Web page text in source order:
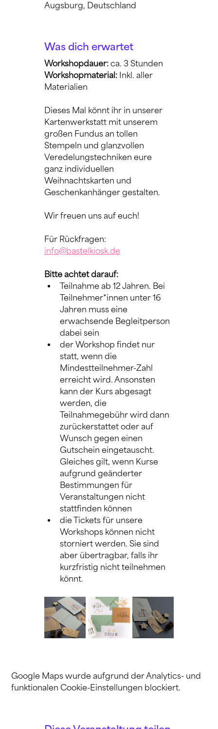
Augsburg, Deutschland
Was dich erwartet
Workshopdauer: ca. 3 Stunden
Workshopmaterial: Inkl. aller
Materialien
Dieses Mal könnt ihr in unserer
Kartenwerkstatt mit unserem
großen Fundus an tollen
Stempeln und glanzvollen
Veredelungstechniken eure
ganz individuellen
Weihnachtskarten und
Geschenkanhänger gestalten.
Wir freuen uns auf euch!
Für Rückfragen:
info@bastelkiosk.de
Bitte achtet darauf:
Teilnahme ab 12 Jahren. Bei
Teilnehmer*innen unter 16
Jahren muss eine
erwachsende Begleitperson
dabei sein
der Workshop findet nur
statt, wenn die
Mindestteilnehmer-Zahl
erreicht wird. Ansonsten
kann der Kurs abgesagt
werden, die
Teilnahmegebühr wird dann
zurückerstattet oder auf
Wunsch gegen einen
Gutschein eingetauscht.
Gleiches gilt, wenn Kurse
aufgrund geänderter
Bestimmungen für
Veranstaltungen nicht
stattfinden können
die Tickets für unsere
Workshops können nicht
storniert werden. Sie sind
aber übertragbar, falls ihr
kurzfristig nicht teilnehmen
könnt.
Google Maps wurde aufgrund der Analytics- und
funktionalen Cookie-Einstellungen blockiert.